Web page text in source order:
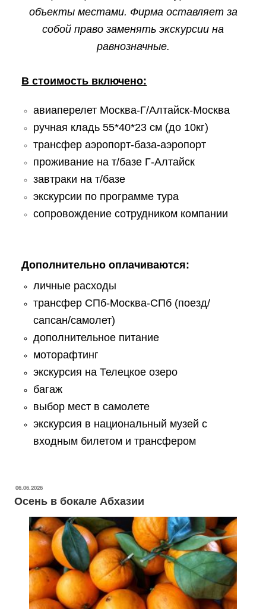
объекты местами. Фирма оставляет за
собой право заменять экскурсии на
равнозначные.
В стоимость включено:
авиаперелет Москва-Г/Алтайск-Москва
ручная кладь 55*40*23 см (до 10кг)
трансфер аэропорт-база-аэропорт
проживание на т/базе Г-Алтайск
завтраки на т/базе
экскурсии по программе тура
сопровождение сотрудником компании
Дополнительно оплачиваются:
личные расходы
трансфер СПб-Москва-СПб (поезд/
сапсан/самолет)
дополнительное питание
моторафтинг
экскурсия на Телецкое озеро
багаж
выбор мест в самолете
экскурсия в национальный музей с
входным билетом и трансфером
06.06.2026
Осень в бокале Абхазии